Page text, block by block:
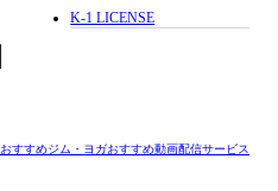
K-1 LICENSE
おすすめジム・ヨガおすすめ動画配信サービス